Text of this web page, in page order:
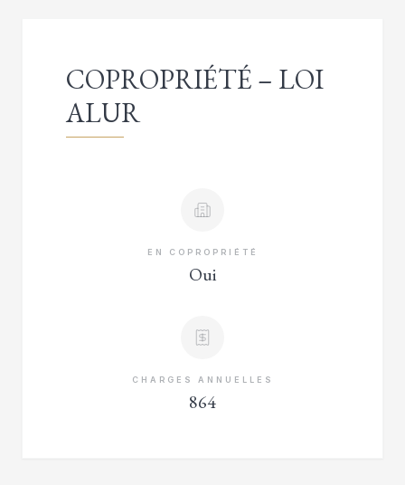
COPROPRIÉTÉ – LOI
ALUR
EN COPROPRIÉTÉ
Oui
CHARGES ANNUELLES
864